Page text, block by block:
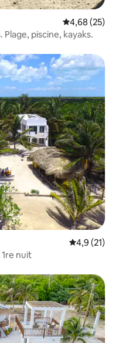
Évaluation
4,68 (25)
piscine, kayaks.
Évaluation
4,9 (21)
nuit